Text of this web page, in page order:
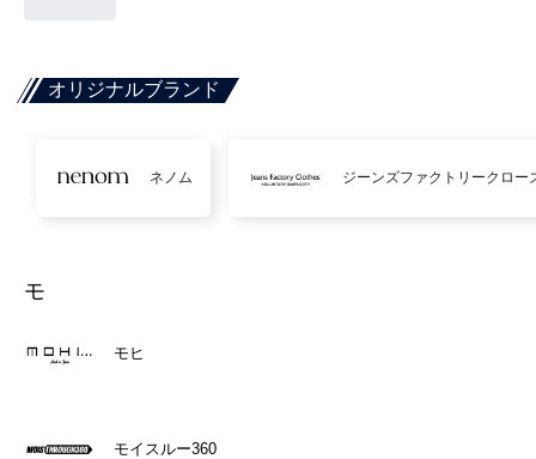
オリジナルブランド
ネノム ジーンズファクトリークロー
モ
モヒ
モイスルー360